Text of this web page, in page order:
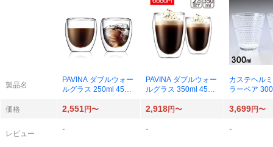
製品名
PAVINA ダブルウォー
ルグラス 250ml 4558-
個】
PAVINA ダブルウォー
ルグラス 350ml 4559-
個】
カステヘル
ラーペア
価格
2,551円〜 2,918円〜 3,699円〜
レビュー
- - -